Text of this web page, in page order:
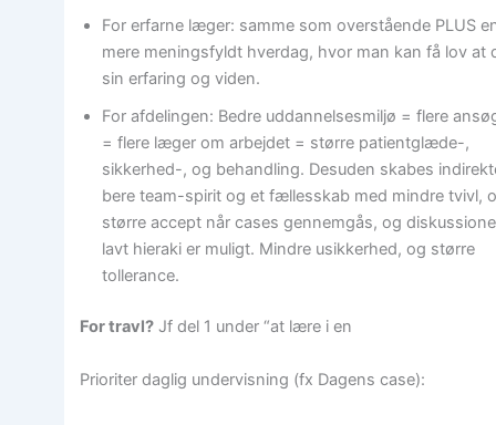
For erfarne læger: samme som overstående PLUS
mere meningsfyldt hverdag, hvor man kan få lov at
sin erfaring og viden.
For afdelingen: Bedre uddannelsesmiljø = flere
= flere læger om arbejdet = større patientglæde-,
sikkerhed-, og behandling. Desuden skabes
bere team-spirit og et fællesskab med mindre tvivl,
større accept når cases gennemgås, og
lavt hieraki er muligt. Mindre usikkerhed, og større
tollerance.
For travl? Jf del 1 under “at lære i en
Prioriter daglig undervisning (fx Dagens case):